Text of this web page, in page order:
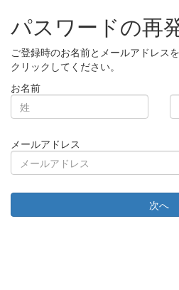
パスワードの再
ご登録時のお名前とメールアドレス
クリックしてください。
お名前
メールアドレス
次へ